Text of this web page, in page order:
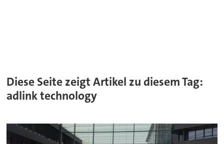
Diese Seite zeigt Artikel zu diesem Tag:
adlink technology